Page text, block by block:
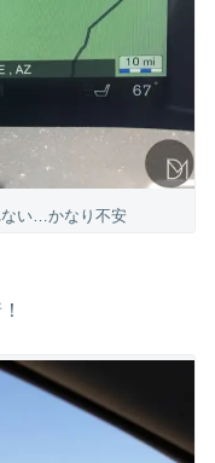
い…かなり不安